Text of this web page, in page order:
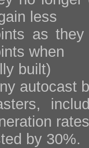
less
as
when
built)
autocast
rates
by 30%.